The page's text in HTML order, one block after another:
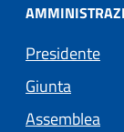
Presidente
Giunta
Assemblea